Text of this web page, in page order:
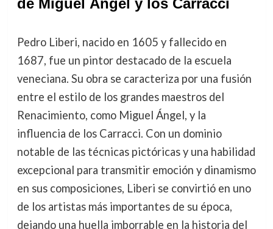
de Miguel Ángel y los Carracci
Pedro Liberi, nacido en 1605 y fallecido en
1687, fue un pintor destacado de la escuela
veneciana. Su obra se caracteriza por una fusión
entre el estilo de los grandes maestros del
Renacimiento, como Miguel Ángel, y la
influencia de los Carracci. Con un dominio
notable de las técnicas pictóricas y una habilidad
excepcional para transmitir emoción y dinamismo
en sus composiciones, Liberi se convirtió en uno
de los artistas más importantes de su época,
dejando una huella imborrable en la historia del